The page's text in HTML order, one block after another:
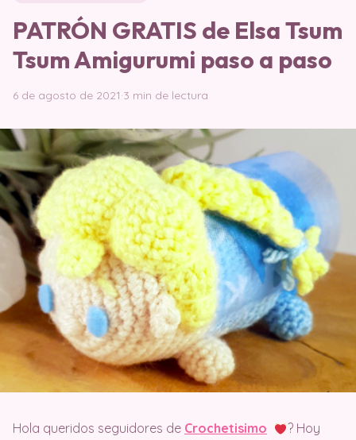
PATRÓN GRATIS de Elsa Tsum
Tsum Amigurumi paso a paso
6 de agosto de 2021·3 min de lectura
Hola queridos seguidores de Crochetisimo
? Hoy